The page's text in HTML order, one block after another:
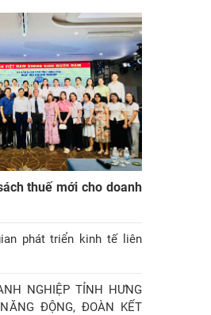
thuế mới cho doanh
phát triển kinh tế liên
NGHIỆP TỈNH HƯNG
ĐỘNG, ĐOÀN KẾT